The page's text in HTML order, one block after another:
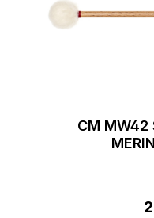
CM MW42